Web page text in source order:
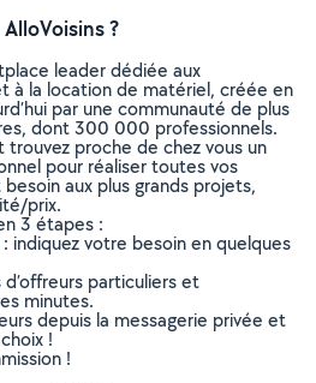
?
leader dédiée aux
à la location de matériel, créée en
par une communauté de plus
dont 300 000 professionnels.
proche de chez vous un
pour réaliser toutes vos
aux plus grands projets,
prix.
3 étapes :
indiquez votre besoin en quelques
particuliers et
minutes.
depuis la messagerie privée et
!
!